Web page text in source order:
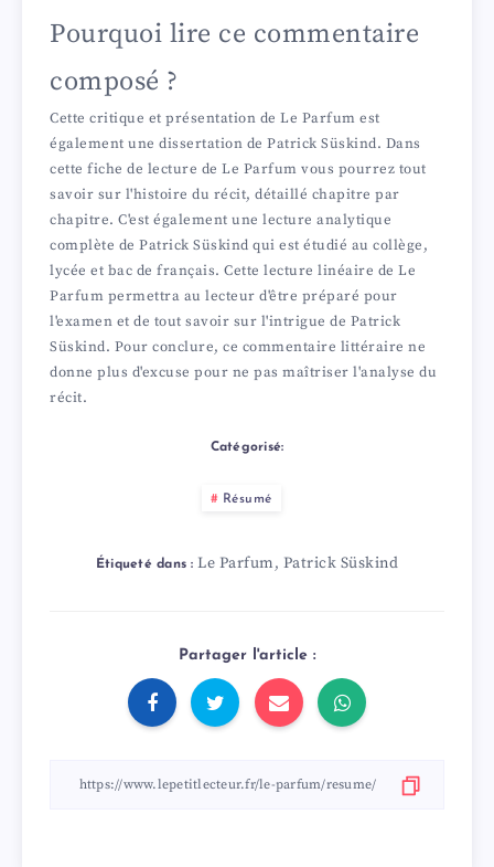
Pourquoi lire ce commentaire
composé ?
Cette critique et présentation de Le Parfum est
également une dissertation de Patrick Süskind. Dans
cette fiche de lecture de Le Parfum vous pourrez tout
savoir sur l'histoire du récit, détaillé chapitre par
chapitre. C'est également une lecture analytique
complète de Patrick Süskind qui est étudié au collège,
lycée et bac de français. Cette lecture linéaire de Le
Parfum permettra au lecteur d'être préparé pour
l'examen et de tout savoir sur l'intrigue de Patrick
Süskind. Pour conclure, ce commentaire littéraire ne
donne plus d'excuse pour ne pas maîtriser l'analyse du
récit.
Catégorisé:
Résumé
Étiqueté dans : Le Parfum, Patrick Süskind
Partager l'article :